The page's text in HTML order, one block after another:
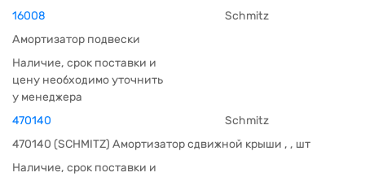
16008
Schmitz
Амортизатор подвески
Наличие, срок поставки и
цену необходимо уточнить
у менеджера
470140
Schmitz
470140 (SCHMITZ) Амортизатор сдвижной крыши , , шт
Наличие, срок поставки и